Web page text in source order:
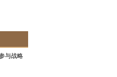
度Z世代 用街头抗争将教
育部长拱下台
与战略